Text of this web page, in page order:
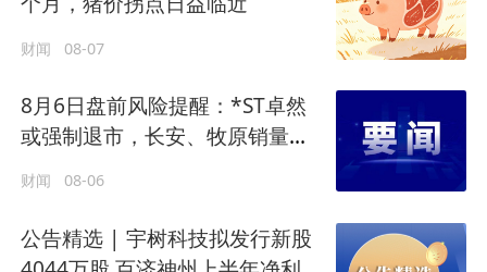
财闻 08-07
8月6日盘前风险提醒：*ST卓然
或强制退市，长安、牧原销量大
财闻 08-06
公告精选 | 宇树科技拟发行新股